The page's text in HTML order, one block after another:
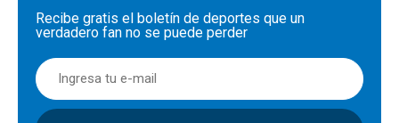
Recibe gratis el boletín de deportes que un
verdadero fan no se puede perder